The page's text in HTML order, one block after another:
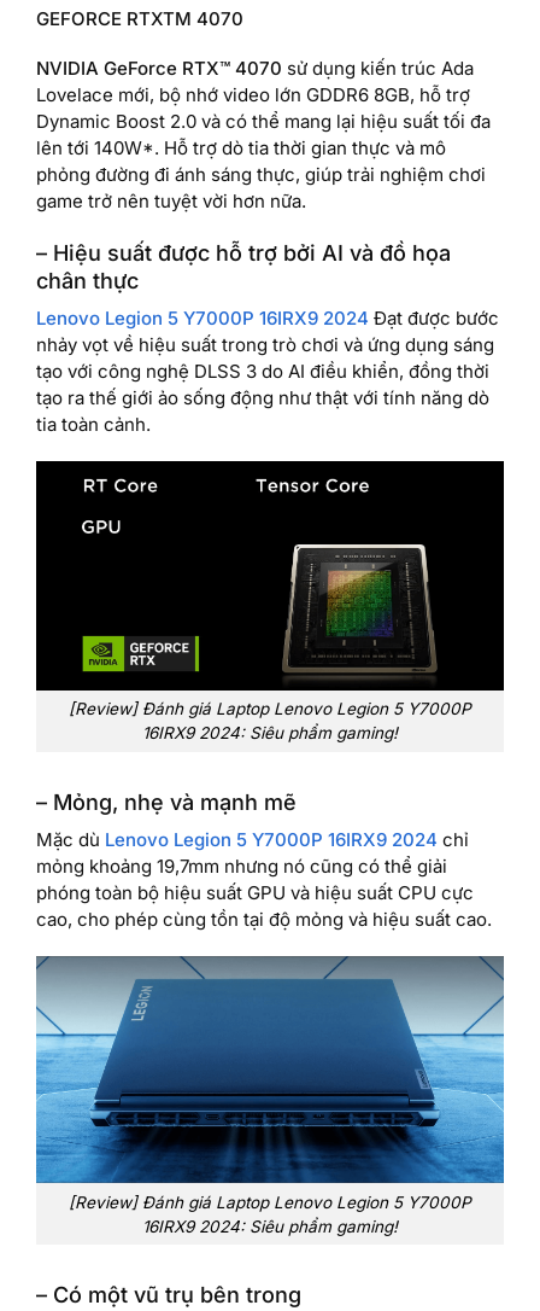
GEFORCE RTXTM 4070
NVIDIA GeForce RTX™ 4070 sử dụng kiến ​​trúc Ada
Lovelace mới, bộ nhớ video lớn GDDR6 8GB, hỗ trợ
Dynamic Boost 2.0 và có thể mang lại hiệu suất tối đa
lên tới 140W*. Hỗ trợ dò tia thời gian thực và mô
phỏng đường đi ánh sáng thực, giúp trải nghiệm chơi
game trở nên tuyệt vời hơn nữa.
– Hiệu suất được hỗ trợ bởi AI và đồ họa
chân thực
Lenovo Legion 5 Y7000P 16IRX9 2024 Đạt được bước
nhảy vọt về hiệu suất trong trò chơi và ứng dụng sáng
tạo với công nghệ DLSS 3 do AI điều khiển, đồng thời
tạo ra thế giới ảo sống động như thật với tính năng dò
tia toàn cảnh.
[Review] Đánh giá Laptop Lenovo Legion 5 Y7000P
16IRX9 2024: Siêu phẩm gaming!
– Mỏng, nhẹ và mạnh mẽ
Mặc dù Lenovo Legion 5 Y7000P 16IRX9 2024 chỉ
mỏng khoảng 19,7mm nhưng nó cũng có thể giải
phóng toàn bộ hiệu suất GPU và hiệu suất CPU cực
cao, cho phép cùng tồn tại độ mỏng và hiệu suất cao.
[Review] Đánh giá Laptop Lenovo Legion 5 Y7000P
16IRX9 2024: Siêu phẩm gaming!
– Có một vũ trụ bên trong